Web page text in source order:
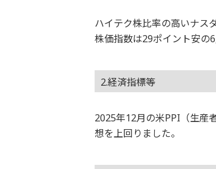
ハイテク株比率の高いナス
株価指数は29ポイント安の
2.経済指標等
2025年12月の米PPI（生産
想を上回りました。